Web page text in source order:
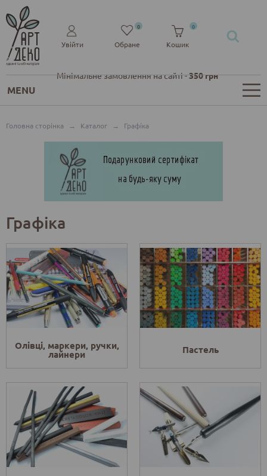
Мінімальне замовлення на сайті -350 грн
Увійти Обране
0
Кошик
0
MENU
Головна сторінка → Каталог → Графіка
Графіка
Олівці, маркери, ручки,
лайнери Пастель